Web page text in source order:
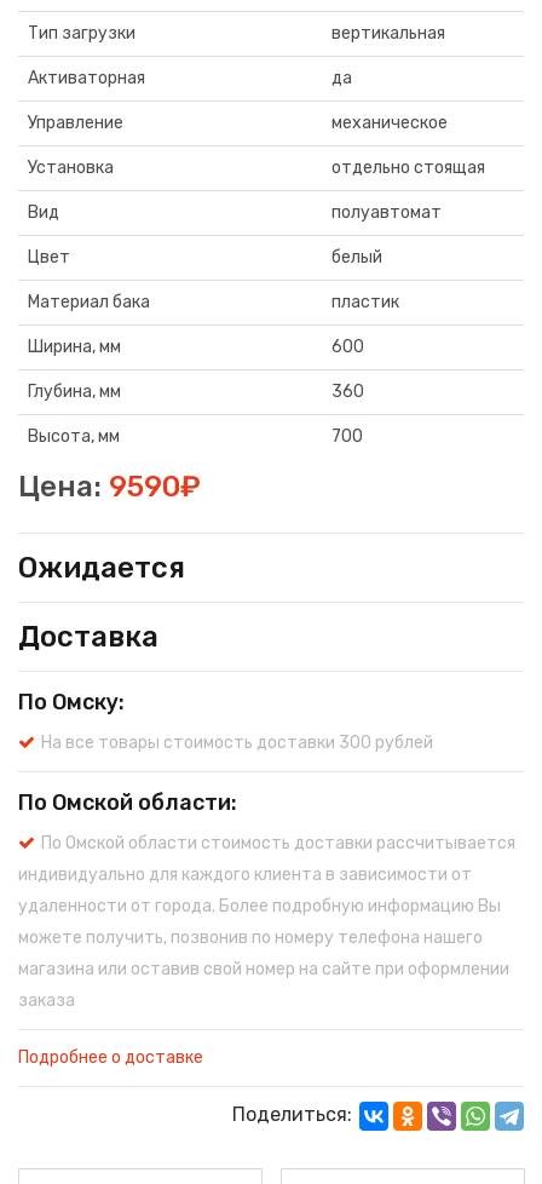
Тип загрузки вертикальная
Активаторная да
Управление механическое
Установка отдельно стоящая
Вид полуавтомат
Цвет белый
Материал бака пластик
Ширина, мм 600
Глубина, мм 360
Высота, мм 700
Цена: 9590₽
Ожидается
Доставка
По Омску:
На все товары стоимость доставки 300 рублей
По Омской области:
По Омской области стоимость доставки рассчитывается
индивидуально для каждого клиента в зависимости от
удаленности от города. Более подробную информацию Вы
можете получить, позвонив по номеру телефона нашего
магазина или оставив свой номер на сайте при оформлении
заказа
Подробнее о доставке
Поделиться: